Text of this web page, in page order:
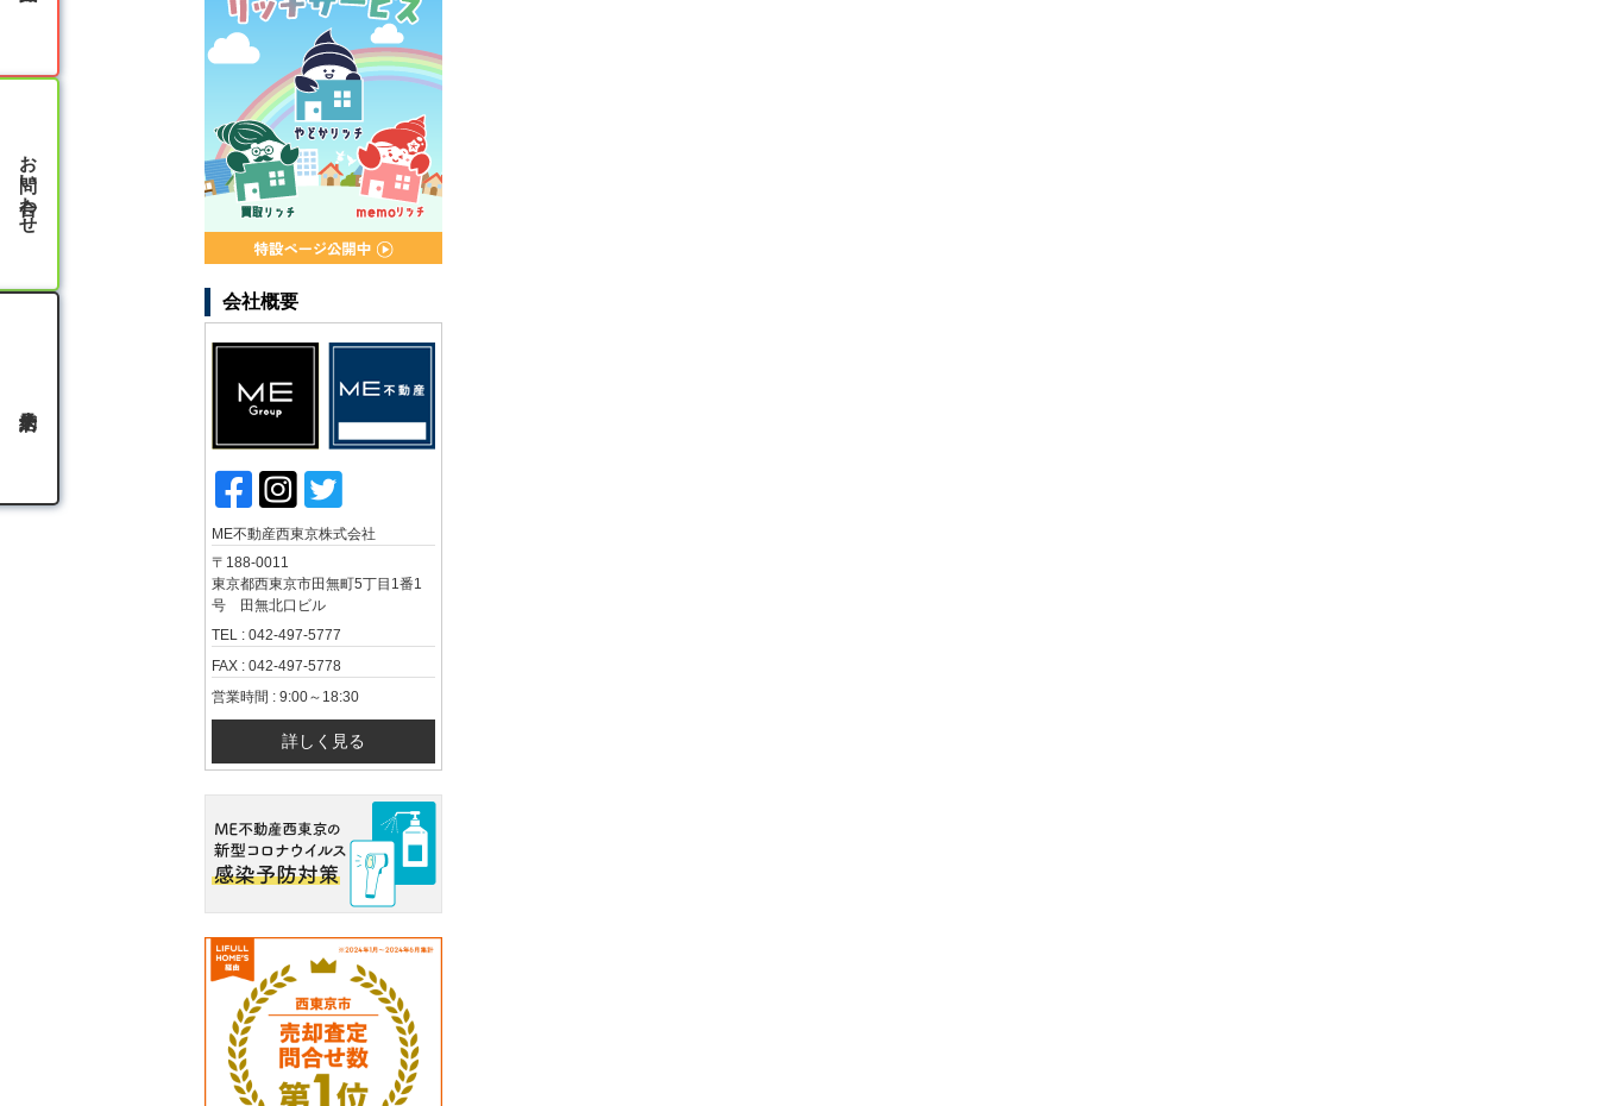
会社概要
ME不動産西東京株式会社
〒188-0011
東京都西東京市田無町5丁目1番1
号 田無北口ビル
TEL : 042-497-5777
FAX : 042-497-5778
営業時間 : 9:00～18:30
詳しく見る
お問い合わせ